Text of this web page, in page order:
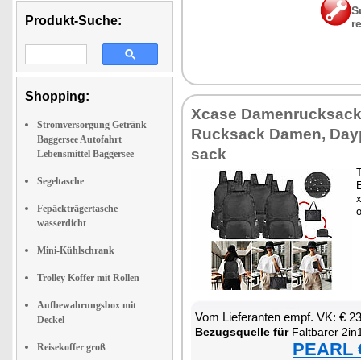
Produkt-Suche:
Shopping:
Stromversorgung Getränk
Baggersee Autofahrt
Lebensmittel Baggersee
Segeltasche
Fepäckträgertasche
wasserdicht
Mini-Kühlschrank
Trolley Koffer mit Rollen
Aufbewahrungsbox mit
Deckel
Reisekoffer groß
Xca­se
Ruck­sack Da­men,
sack
Vom Lie­fe­ran­ten empf. VK: €
Be­zugs­quel­le fürFalt­ba­rer 2in1-
PEARL